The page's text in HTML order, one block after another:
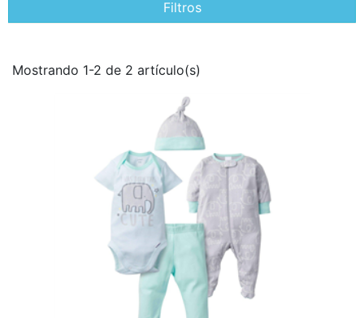
Filtros
Mostrando 1-2 de 2 artículo(s)